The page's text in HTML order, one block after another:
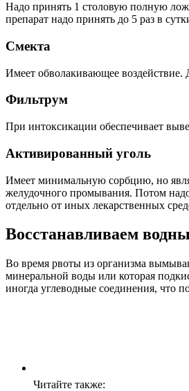
Надо принять 1 столовую полную
препарат надо принять до 5 раз в
Смекта
Имеет обволакивающее воздействие.
Фильтрум
При интоксикации обеспечивает
Активированный уголь
Имеет минимальную сорбцию, но
желудочного промывания. Потом надо
отдельно от иных лекарственных
Восстанавливаем
Во время рвоты из организма
минеральной воды или которая
иногда углеводные соединения, что
Читайте также: